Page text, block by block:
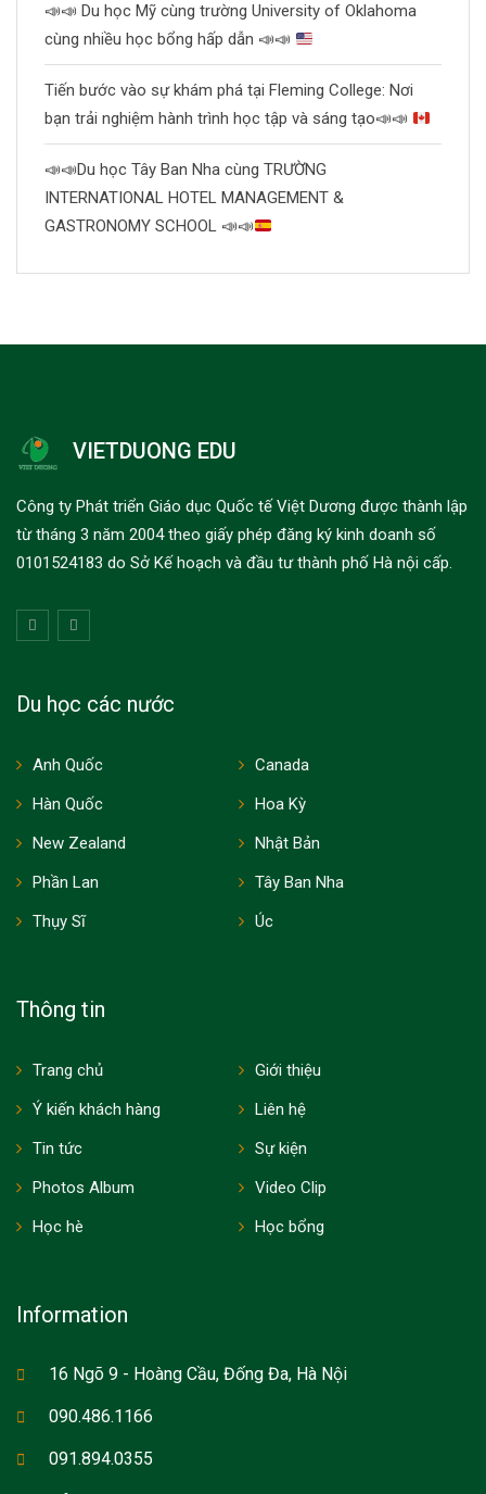
📣📣 Du học Mỹ cùng trường University of Oklahoma
cùng nhiều học bổng hấp dẫn 📣📣
Tiến bước vào sự khám phá tại Fleming College: Nơi
bạn trải nghiệm hành trình học tập và sáng tạo📣📣
📣📣Du học Tây Ban Nha cùng TRƯỜNG
INTERNATIONAL HOTEL MANAGEMENT &
GASTRONOMY SCHOOL 📣📣
VIETDUONG EDU
Công ty Phát triển Giáo dục Quốc tế Việt Dương được thành lập
từ tháng 3 năm 2004 theo giấy phép đăng ký kinh doanh số
0101524183 do Sở Kế hoạch và đầu tư thành phố Hà nội cấp.
Du học các nước
Anh Quốc
Canada
Hàn Quốc
Hoa Kỳ
New Zealand
Nhật Bản
Phần Lan
Tây Ban Nha
Thụy Sĩ
Úc
Thông tin
Trang chủ
Giới thiệu
Ý kiến khách hàng
Liên hệ
Tin tức
Sự kiện
Photos Album
Video Clip
Học hè
Học bổng
Information
16 Ngõ 9 - Hoàng Cầu, Đống Đa, Hà Nội
090.486.1166
091.894.0355